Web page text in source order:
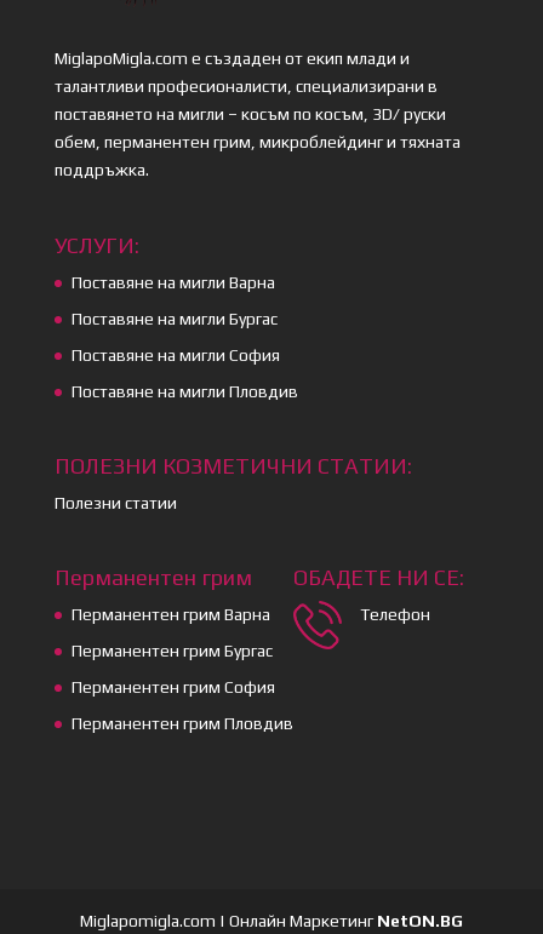
MiglapoMigla.com е създаден от екип млади и
талантливи професионалисти, специализирани в
поставянето на мигли – косъм по косъм, 3D/ руски
обем, перманентен грим, микроблейдинг и тяхната
поддръжка.
УСЛУГИ:
Поставяне на мигли Варна
Поставяне на мигли Бургас
Поставяне на мигли София
Поставяне на мигли Пловдив
ПОЛЕЗНИ КОЗМЕТИЧНИ СТАТИИ:
Полезни статии
Перманентен грим
Перманентен грим Варна
Перманентен грим Бургас
Перманентен грим София
Перманентен грим Пловдив
ОБАДЕТЕ НИ СЕ:
Телефон
Miglapomigla.com | Онлайн МаркетингNetON.BG